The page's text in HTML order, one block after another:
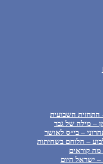
התחזית השבועית
– מילה של גבר
– בי״ס לאושר
– הלוחם בשחיתות
מה קוראים
ישראל היום